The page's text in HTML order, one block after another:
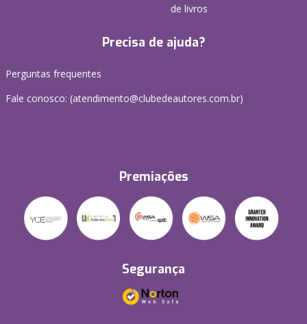
de livros
Precisa de ajuda?
Perguntas frequentes
Fale conosco: (atendimento@clubedeautores.com.br)
Premiações
Segurança